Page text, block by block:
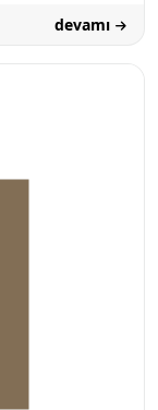
devamı